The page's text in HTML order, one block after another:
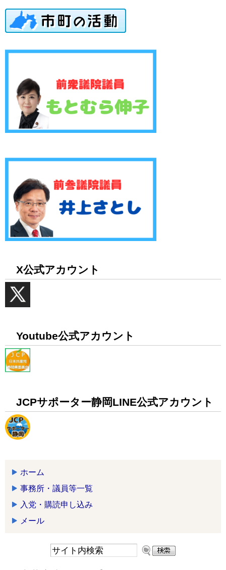
X公式アカウント
Youtube公式アカウント
JCPサポーター静岡LINE公式アカウント
ホーム
事務所・議員等一覧
入党・購読申し込み
メール